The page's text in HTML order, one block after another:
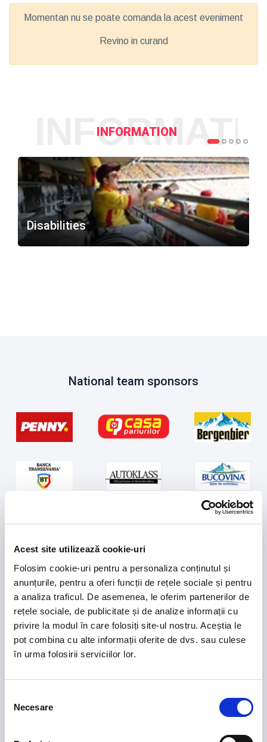
Acest site utilizează cookie-uri
Folosim cookie-uri pentru a personaliza conținutul și
anunțurile, pentru a oferi funcții de rețele sociale și pentru
a analiza traficul. De asemenea, le oferim partenerilor de
rețele sociale, de publicitate și de analize informații cu
privire la modul în care folosiți site-ul nostru. Aceștia le
pot combina cu alte informații oferite de dvs. sau culese
în urma folosirii serviciilor lor.
consimțământului
Necesare
Momentan nu se poate comanda la acest eveniment
Revino in curand
INFORMATION
Disabilities
National team sponsors
Sponsors Romania U21